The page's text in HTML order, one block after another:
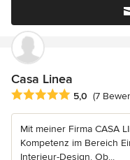
Casa Linea
Durchschnittliche
5,0 (7
Mit meiner Firma CASA
Kompetenz im Bereich
Interieur-Design. Ob...